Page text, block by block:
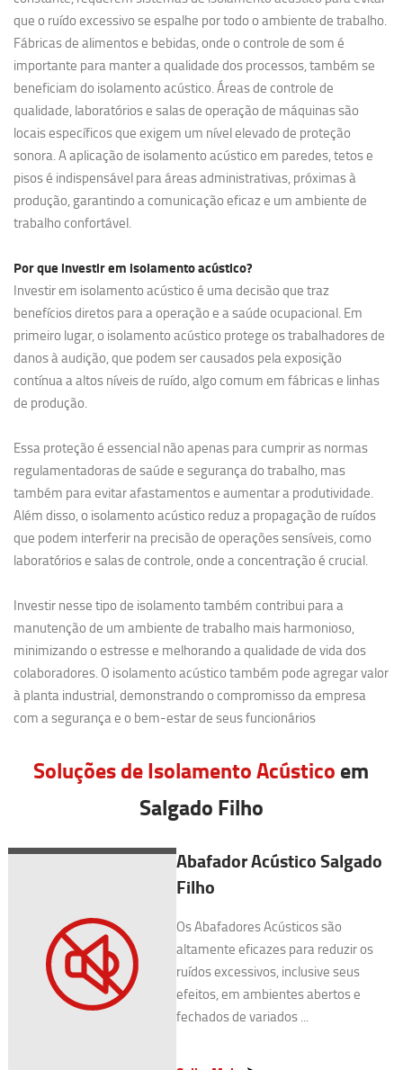
que o ruído excessivo se espalhe por todo o ambiente de trabalho.
Fábricas de alimentos e bebidas, onde o controle de som é
importante para manter a qualidade dos processos, também se
beneficiam do isolamento acústico. Áreas de controle de
qualidade, laboratórios e salas de operação de máquinas são
locais específicos que exigem um nível elevado de proteção
sonora. A aplicação de isolamento acústico em paredes, tetos e
pisos é indispensável para áreas administrativas, próximas à
produção, garantindo a comunicação eficaz e um ambiente de
trabalho confortável.
Por que investir em isolamento acústico?
Investir em isolamento acústico é uma decisão que traz
benefícios diretos para a operação e a saúde ocupacional. Em
primeiro lugar, o isolamento acústico protege os trabalhadores de
danos à audição, que podem ser causados pela exposição
contínua a altos níveis de ruído, algo comum em fábricas e linhas
de produção.
Essa proteção é essencial não apenas para cumprir as normas
regulamentadoras de saúde e segurança do trabalho, mas
também para evitar afastamentos e aumentar a produtividade.
Além disso, o isolamento acústico reduz a propagação de ruídos
que podem interferir na precisão de operações sensíveis, como
laboratórios e salas de controle, onde a concentração é crucial.
Investir nesse tipo de isolamento também contribui para a
manutenção de um ambiente de trabalho mais harmonioso,
minimizando o estresse e melhorando a qualidade de vida dos
colaboradores. O isolamento acústico também pode agregar valor
à planta industrial, demonstrando o compromisso da empresa
com a segurança e o bem-estar de seus funcionários
Soluções de Isolamento Acústico em
Salgado Filho
Abafador Acústico Salgado
Filho
Os Abafadores Acústicos são
altamente eficazes para reduzir os
ruídos excessivos, inclusive seus
efeitos, em ambientes abertos e
fechados de variados ...